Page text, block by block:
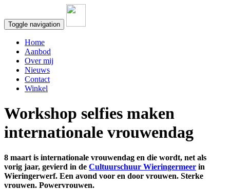
Toggle navigation
Home
Aanbod
Over mij
Nieuws
Contact
Winkel
Workshop selfies maken
internationale vrouwendag
8 maart is internationale vrouwendag en die wordt, net als
vorig jaar, gevierd in de Cultuurschuur Wieringermeer in
Wieringerwerf. Een avond voor en door vrouwen. Sterke
vrouwen. Powervrouwen.